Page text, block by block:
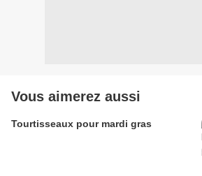
Vous aimerez aussi
Tourtisseaux pour mardi gras